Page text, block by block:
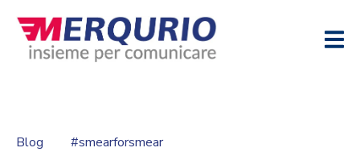
Blog #smearforsmear